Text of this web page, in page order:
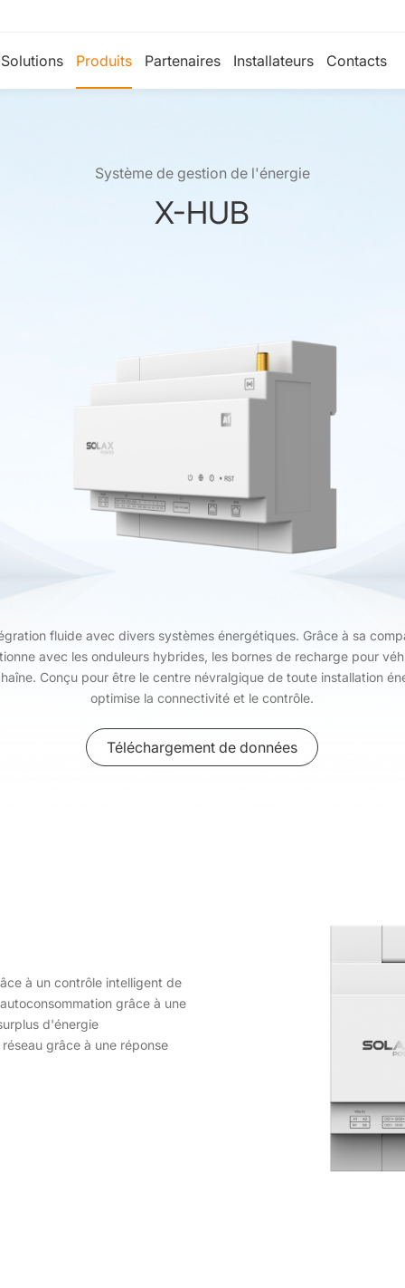
Solutions Produits Partenaires Installateurs Contacts
Système de gestion de l'énergie
X-HUB
fluide avec divers systèmes énergétiques. Grâce à sa
avec les onduleurs hybrides, les bornes de recharge pour
Conçu pour être le centre névralgique de toute installation
optimise la connectivité et le contrôle.
Téléchargement de données
à un contrôle intelligent de
grâce à une
d'énergie
grâce à une réponse